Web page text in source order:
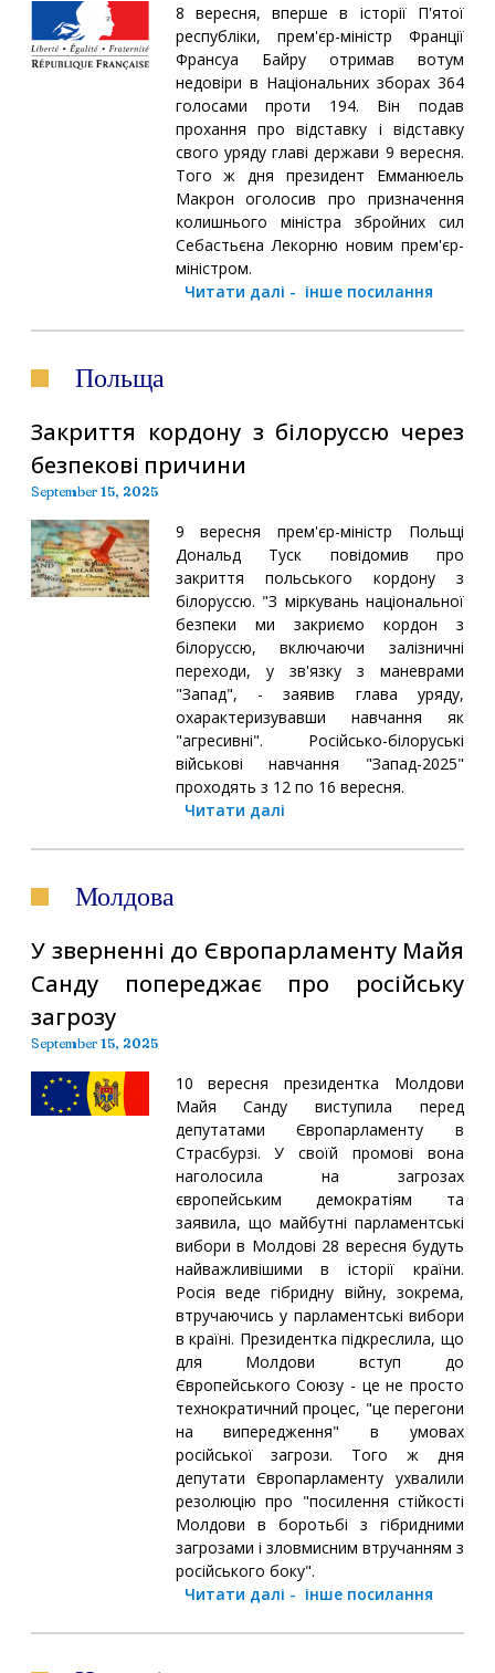
8 вересня, вперше в історії П'ятої
республіки, прем'єр-міністр Франції
Франсуа Байру отримав вотум
недовіри в Національних зборах 364
голосами проти 194. Він подав
прохання про відставку і відставку
свого уряду главі держави 9 вересня.
Того ж дня президент Емманюель
Макрон оголосив про призначення
колишнього міністра збройних сил
Себастьєна Лекорню новим прем'єр-
міністром.
Читати далі - інше посилання
Польща
Закриття кордону з білоруссю через
безпекові причини
September 15, 2025
9 вересня прем'єр-міністр Польщі
Дональд Туск повідомив про
закриття польського кордону з
білоруссю. "З міркувань національної
безпеки ми закриємо кордон з
білоруссю, включаючи залізничні
переходи, у зв'язку з маневрами
"Запад", - заявив глава уряду,
охарактеризувавши навчання як
"агресивні". Російсько-білоруські
військові навчання "Запад-2025"
проходять з 12 по 16 вересня.
Читати далі
Молдова
У зверненні до Європарламенту Майя
Санду попереджає про російську
загрозу
September 15, 2025
10 вересня президентка Молдови
Майя Санду виступила перед
депутатами Європарламенту в
Страсбурзі. У своїй промові вона
наголосила на загрозах
європейським демократіям та
заявила, що майбутні парламентські
вибори в Молдові 28 вересня будуть
найважливішими в історії країни.
Росія веде гібридну війну, зокрема,
втручаючись у парламентські вибори
в країні. Президентка підкреслила, що
для Молдови вступ до
Європейського Союзу - це не просто
технократичний процес, "це перегони
на випередження" в умовах
російської загрози. Того ж дня
депутати Європарламенту ухвалили
резолюцію про "посилення стійкості
Молдови в боротьбі з гібридними
загрозами і зловмисним втручанням з
російського боку".
Читати далі - інше посилання